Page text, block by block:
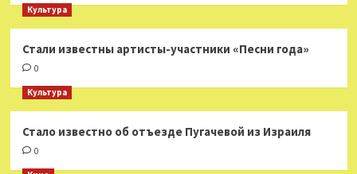
Культура
Стали известны артисты-участники «Песни года»
0
Культура
Стало известно об отъезде Пугачевой из Израиля
0